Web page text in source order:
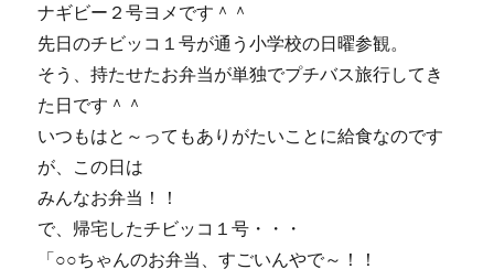
企
画
弾
プ
レ
ナギビー２号ヨメです＾＾
先日のチビッコ１号が通う小学校の日曜参観。
そう、持たせたお弁当が単独でプチバス旅行してき
た日です＾＾
いつもはと～ってもありがたいことに給食なのです
が、この日は
みんなお弁当！！
で、帰宅したチビッコ１号・・・
「○○ちゃんのお弁当、すごいんやで～！！